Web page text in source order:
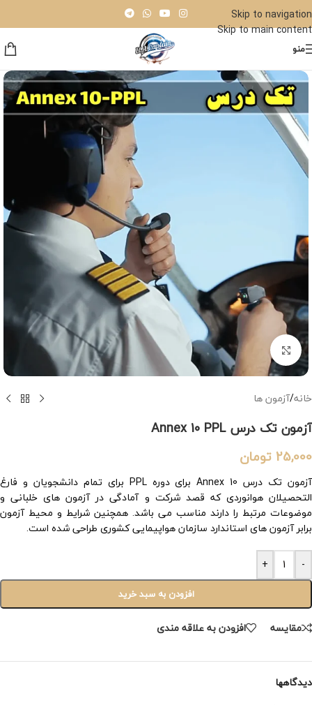
Skip to navigation
Skip to main content
منو
بزرگنمایی تصویر
خانه/آزمون ها
آزمون تک درس Annex 10 PPL
25,000 تومان
آزمون تک درس Annex 10 برای دوره PPL برای تمام دانشجویان و فارغ
التحصیلان هوانوردی که قصد شرکت و آمادگی در آزمون های خلبانی و
موضوعات مرتبط را دارند مناسب می باشد. همچنین شرایط و محیط آزمون
برابر آزمون های استاندارد سازمان هواپیمایی کشوری طراحی شده است.
-
+
افزودن به سبد خرید
مقایسه افزودن به علاقه مندی
دیدگاهها